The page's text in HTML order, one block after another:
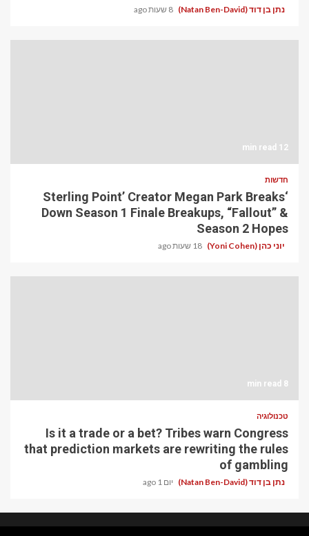
נתן בן דוד (Natan Ben-David) 8 שעות ago
12 min read
חדשות
‘Sterling Point’ Creator Megan Park Breaks
Down Season 1 Finale Breakups, “Fallout” &
Season 2 Hopes
יוני כהן (Yoni Cohen) 18 שעות ago
8 min read
טכנולוגיה
Is it a trade or a bet? Tribes warn Congress
that prediction markets are rewriting the rules
of gambling
נתן בן דוד (Natan Ben-David) יום 1 ago